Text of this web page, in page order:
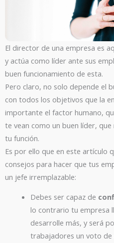
El director de una empresa es
y actúa como líder ante sus
buen funcionamiento de esta.
Pero claro, no solo depende el
con todos los objetivos que la
importante el factor humano,
te vean como un buen líder,
tu función.
Es por ello que en este artículo
consejos para hacer que tus
un jefe irremplazable:
Debes ser capaz de
lo contrario tu empresa
desarrolle más, y será
trabajadores un voto de